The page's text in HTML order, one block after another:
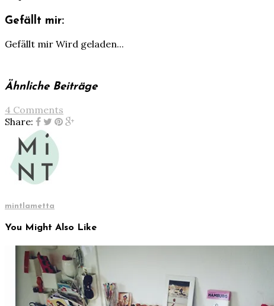
Gefällt mir:
Gefällt mir Wird geladen...
Ähnliche Beiträge
4 Comments
Share:
mintlametta
You Might Also Like